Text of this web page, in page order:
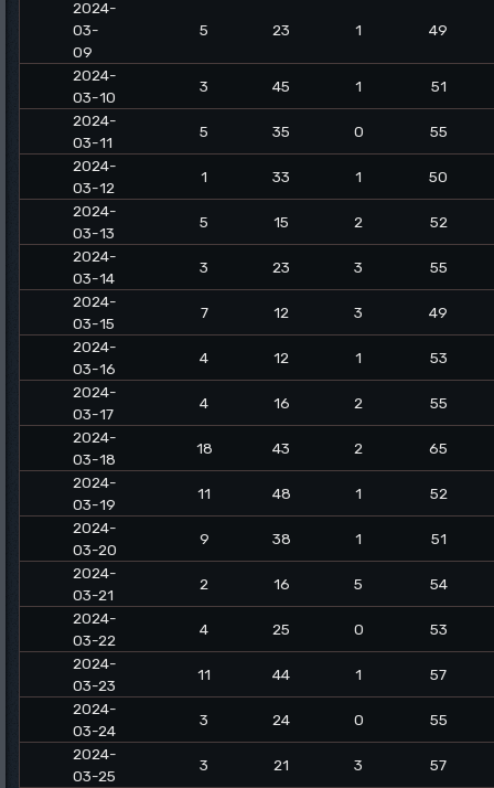
2024-
03-
09
5 23 1 49
2024-
03-10
3 45 1
51
2024-
03-11
5 35 0
55
2024-
03-12
1 33 1
50
2024-
03-13
5 15 2
52
2024-
03-14
3 23 3
55
2024-
03-15
7 12 3
49
2024-
03-16
4 12 1
53
2024-
03-17
4 16 2
55
2024-
03-18
18 43 2
65
2024-
03-19
11 48 1
52
2024-
03-20
9 38 1
51
2024-
03-21
2 16 5
54
2024-
03-22
4 25 0
53
2024-
03-23
11 44 1
57
2024-
03-24
3 24 0
55
2024-
03-25
3 21 3
57